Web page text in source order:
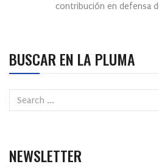
contribución en defensa
BUSCAR EN LA PLUMA
NEWSLETTER